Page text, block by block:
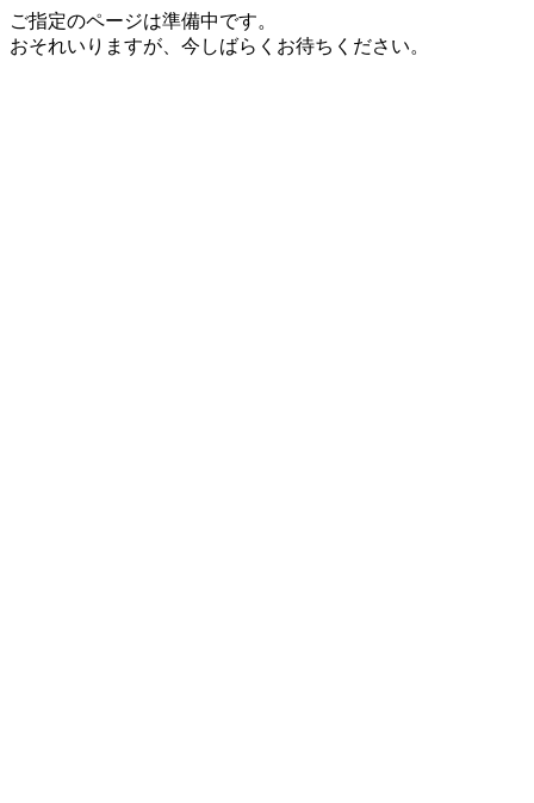
ご指定のページは準備中です。
おそれいりますが、今しばらくお待ちください。